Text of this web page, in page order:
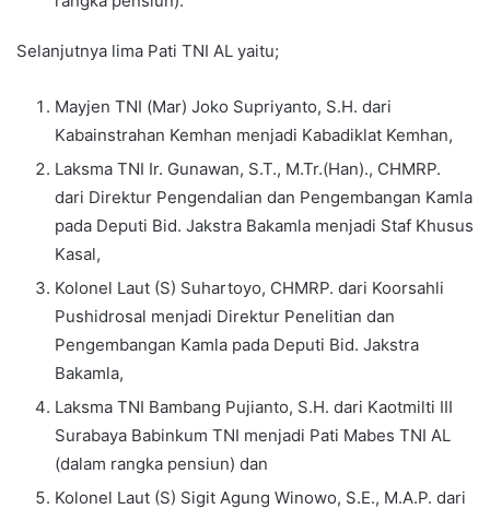
Selanjutnya lima Pati TNI AL yaitu;
Mayjen TNI (Mar) Joko Supriyanto, S.H. dari
Kabainstrahan Kemhan menjadi Kabadiklat Kemhan,
Laksma TNI Ir. Gunawan, S.T., M.Tr.(Han)., CHMRP.
dari Direktur Pengendalian dan Pengembangan Kamla
pada Deputi Bid. Jakstra Bakamla menjadi Staf Khusus
Kasal,
Kolonel Laut (S) Suhartoyo, CHMRP. dari Koorsahli
Pushidrosal menjadi Direktur Penelitian dan
Pengembangan Kamla pada Deputi Bid. Jakstra
Bakamla,
Laksma TNI Bambang Pujianto, S.H. dari Kaotmilti III
Surabaya Babinkum TNI menjadi Pati Mabes TNI AL
(dalam rangka pensiun) dan
Kolonel Laut (S) Sigit Agung Winowo, S.E., M.A.P. dari